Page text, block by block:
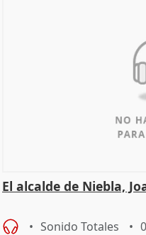
El alcalde de Niebla,
Sonido Totales